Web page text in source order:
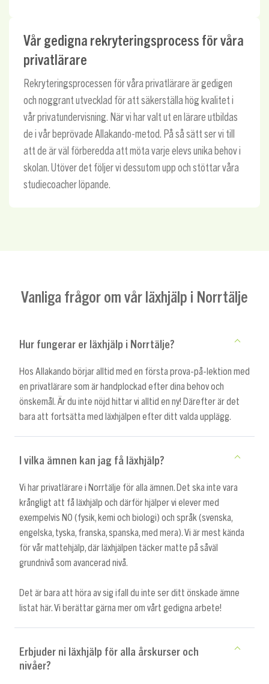
Vår gedigna rekryteringsprocess för våra
privatlärare
Rekryteringsprocessen för våra privatlärare är gedigen
och noggrant utvecklad för att säkerställa hög kvalitet i
vår privatundervisning. När vi har valt ut en lärare utbildas
de i vår beprövade Allakando-metod. På så sätt ser vi till
att de är väl förberedda att möta varje elevs unika behov i
skolan. Utöver det följer vi dessutom upp och stöttar våra
studiecoacher löpande.
Vanliga frågor om vår läxhjälp i Norrtälje
Hur fungerar er läxhjälp i Norrtälje?
Hos Allakando börjar alltid med en första prova-på-lektion med
en privatlärare som är handplockad efter dina behov och
önskemål. Är du inte nöjd hittar vi alltid en ny! Därefter är det
bara att fortsätta med läxhjälpen efter ditt valda upplägg.
I vilka ämnen kan jag få läxhjälp?
Vi har privatlärare i Norrtälje för alla ämnen. Det ska inte vara
krångligt att få läxhjälp och därför hjälper vi elever med
exempelvis NO (fysik, kemi och biologi) och språk (svenska,
engelska, tyska, franska, spanska, med mera). Vi är mest kända
för vår mattehjälp, där läxhjälpen täcker matte på såväl
grundnivå som avancerad nivå.
Det är bara att höra av sig ifall du inte ser ditt önskade ämne
listat här. Vi berättar gärna mer om vårt gedigna arbete!
Erbjuder ni läxhjälp för alla årskurser och
nivåer?